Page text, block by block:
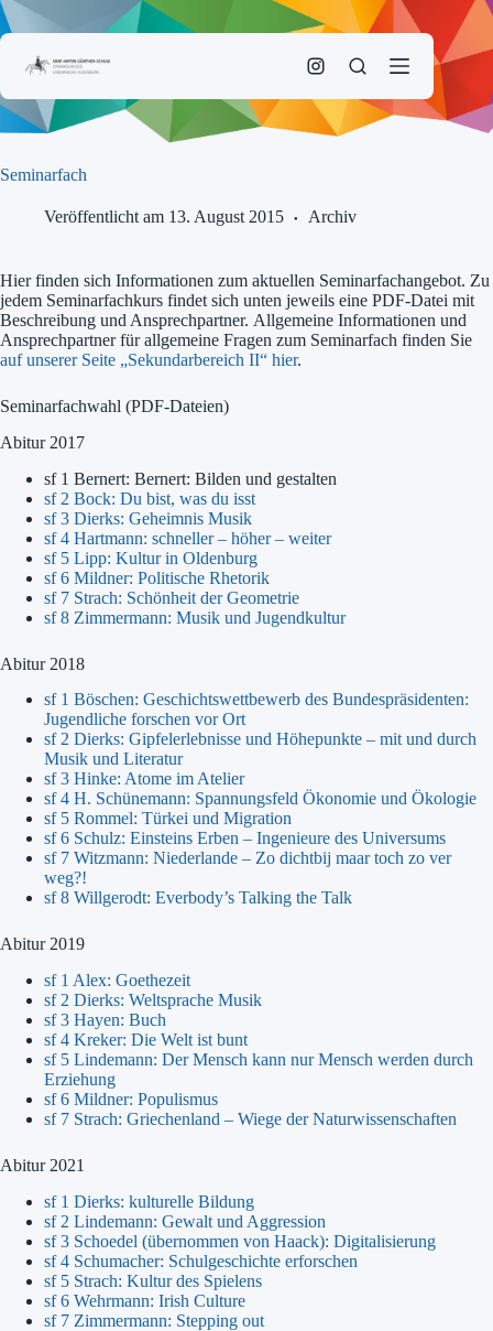
Zum
Inhalt
Seminarfach
Veröffentlicht am 13. August 2015 Archiv
Hier finden sich Informationen zum aktuellen Seminarfachangebot. Zu
jedem Seminarfachkurs findet sich unten jeweils eine PDF-Datei mit
Beschreibung und Ansprechpartner. Allgemeine Informationen und
Ansprechpartner für allgemeine Fragen zum Seminarfach finden Sie
auf unserer Seite „Sekundarbereich II“ hier.
Seminarfachwahl (PDF-Dateien)
Abitur 2017
sf 1 Bernert: Bernert: Bilden und gestalten
sf 2 Bock: Du bist, was du isst
sf 3 Dierks: Geheimnis Musik
sf 4 Hartmann: schneller – höher – weiter
sf 5 Lipp: Kultur in Oldenburg
sf 6 Mildner: Politische Rhetorik
sf 7 Strach: Schönheit der Geometrie
sf 8 Zimmermann: Musik und Jugendkultur
Abitur 2018
sf 1 Böschen: Geschichtswettbewerb des Bundespräsidenten:
Jugendliche forschen vor Ort
sf 2 Dierks: Gipfelerlebnisse und Höhepunkte – mit und durch
Musik und Literatur
sf 3 Hinke: Atome im Atelier
sf 4 H. Schünemann: Spannungsfeld Ökonomie und Ökologie
sf 5 Rommel: Türkei und Migration
sf 6 Schulz: Einsteins Erben – Ingenieure des Universums
sf 7 Witzmann: Niederlande – Zo dichtbij maar toch zo ver
weg?!
sf 8 Willgerodt: Everbody’s Talking the Talk
Abitur 2019
sf 1 Alex: Goethezeit
sf 2 Dierks: Weltsprache Musik
sf 3 Hayen: Buch
sf 4 Kreker: Die Welt ist bunt
sf 5 Lindemann: Der Mensch kann nur Mensch werden durch
Erziehung
sf 6 Mildner: Populismus
sf 7 Strach: Griechenland – Wiege der Naturwissenschaften
Abitur 2021
sf 1 Dierks: kulturelle Bildung
sf 2 Lindemann: Gewalt und Aggression
sf 3 Schoedel (übernommen von Haack): Digitalisierung
sf 4 Schumacher: Schulgeschichte erforschen
sf 5 Strach: Kultur des Spielens
sf 6 Wehrmann: Irish Culture
sf 7 Zimmermann: Stepping out